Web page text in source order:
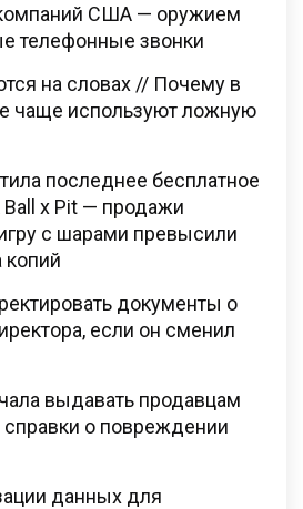
США — оружием
телефонные звонки
на словах // Почему в
чаще используют ложную
последнее бесплатное
x Pit — продажи
с шарами превысили
копий
документы о
если он сменил
выдавать продавцам
о повреждении
данных для